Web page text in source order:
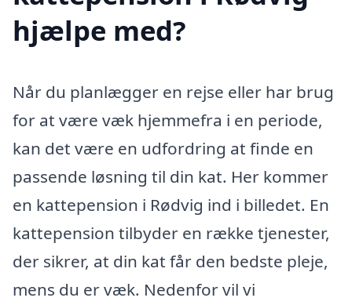
hjælpe med?
Når du planlægger en rejse eller har brug
for at være væk hjemmefra i en periode,
kan det være en udfordring at finde en
passende løsning til din kat. Her kommer
en kattepension i Rødvig ind i billedet. En
kattepension tilbyder en række tjenester,
der sikrer, at din kat får den bedste pleje,
mens du er væk. Nedenfor vil vi